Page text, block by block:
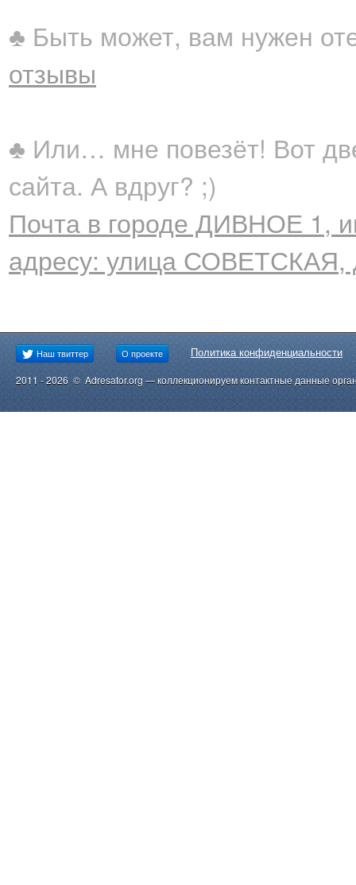
♣ Быть может, вам нужен
отзывы
♣ Или… мне повезёт! Вот
сайта. А вдруг? ;)
Почта в городе ДИВНОЕ 1,
адресу: улица СОВЕТСКАЯ,
Наш твиттер О проекте Политика конфиденциальности
2011 - 2026 © Adresator.org — коллекционируем контактные данные